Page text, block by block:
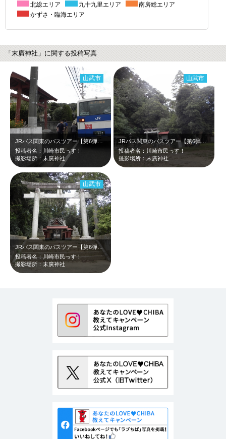
北総エリア
九十九里エリア
南房総エリア
かずさ・臨海エリア
「末廣神社」に関する投稿写真
JRバス関東のバスツアー【第6弾！山城ガールむつみ隊長と行く千葉の山城ツアー】…
投稿者名：川崎市民っす！
撮影場所：末廣神社
山武市
JRバス関東のバスツアー【第6弾！山城ガールむつみ隊長と行く千葉の山城ツアー】…
投稿者名：川崎市民っす！
撮影場所：末廣神社
山武市
JRバス関東のバスツアー【第6弾！山城ガールむつみ隊長と行く千葉の山城ツアー】…
投稿者名：川崎市民っす！
撮影場所：末廣神社
山武市